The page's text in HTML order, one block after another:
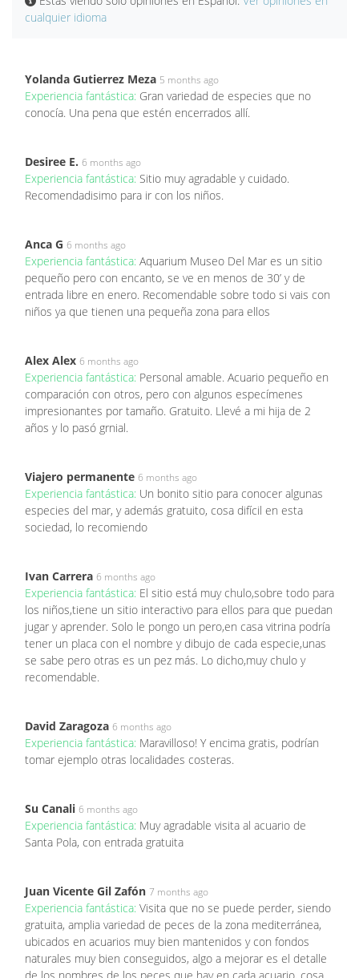
cualquier idioma
Yolanda Gutierrez Meza 5 months ago
Experiencia fantástica: Gran variedad de especies que no
conocía. Una pena que estén encerrados allí.
Desiree E. 6 months ago
Experiencia fantástica: Sitio muy agradable y cuidado.
Recomendadisimo para ir con los niños.
Anca G 6 months ago
Experiencia fantástica: Aquarium Museo Del Mar es un sitio
pequeño pero con encanto, se ve en menos de 30’ y de
entrada libre en enero. Recomendable sobre todo si vais con
niños ya que tienen una pequeña zona para ellos
Alex Alex 6 months ago
Experiencia fantástica: Personal amable. Acuario pequeño en
comparación con otros, pero con algunos especímenes
impresionantes por tamaño. Gratuito. Llevé a mi hija de 2
años y lo pasó grnial.
Viajero permanente 6 months ago
Experiencia fantástica: Un bonito sitio para conocer algunas
especies del mar, y además gratuito, cosa difícil en esta
sociedad, lo recomiendo
Ivan Carrera 6 months ago
Experiencia fantástica: El sitio está muy chulo,sobre todo para
los niños,tiene un sitio interactivo para ellos para que puedan
jugar y aprender. Solo le pongo un pero,en casa vitrina podría
tener un placa con el nombre y dibujo de cada especie,unas
se sabe pero otras es un pez más. Lo dicho,muy chulo y
recomendable.
David Zaragoza 6 months ago
Experiencia fantástica: Maravilloso! Y encima gratis, podrían
tomar ejemplo otras localidades costeras.
Su Canali 6 months ago
Experiencia fantástica: Muy agradable visita al acuario de
Santa Pola, con entrada gratuita
Juan Vicente Gil Zafón 7 months ago
Experiencia fantástica: Visita que no se puede perder, siendo
gratuita, amplia variedad de peces de la zona mediterránea,
ubicados en acuarios muy bien mantenidos y con fondos
naturales muy bien conseguidos, algo a mejorar es el detalle